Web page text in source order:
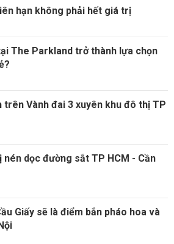
hạn không phải hết giá trị
The Parkland trở thành lựa chọn
trên Vành đai 3 xuyên khu đô thị TP
dọc đường sắt TP HCM - Cần
Giấy sẽ là điểm bắn pháo hoa và